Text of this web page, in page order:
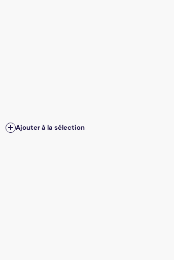
Ajouter à la sélection